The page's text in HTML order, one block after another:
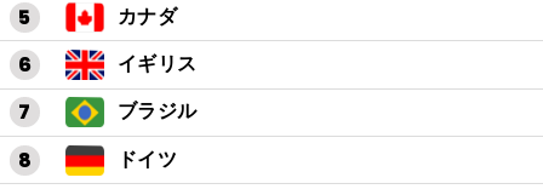
カナダ
イギリス
ブラジル
ドイツ